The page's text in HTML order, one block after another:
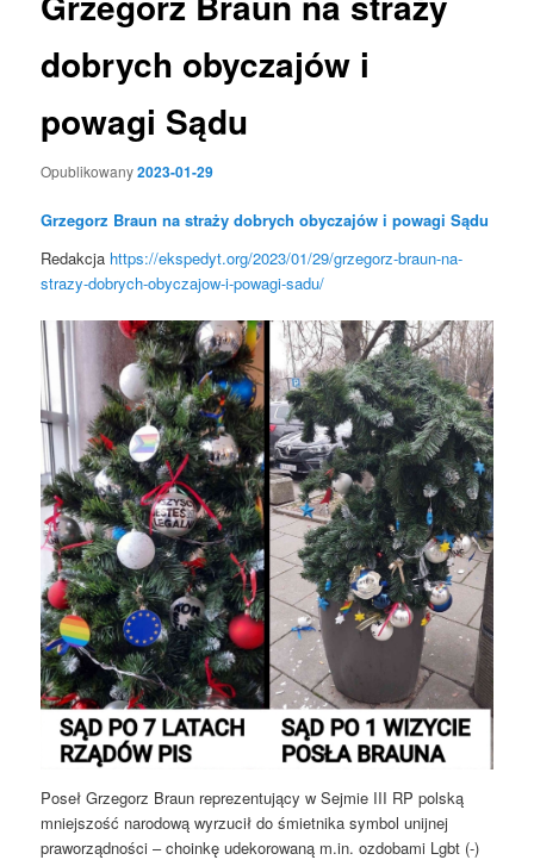
dobrych obyczajów i
powagi Sądu
Opublikowany2023-01-29
Grzegorz Braun na straży dobrych obyczajów i powagi Sądu
Redakcja https://ekspedyt.org/2023/01/29/grzegorz-braun-na-
strazy-dobrych-obyczajow-i-powagi-sadu/
Poseł Grzegorz Braun reprezentujący w Sejmie III RP polską
mniejszość narodową wyrzucił do śmietnika symbol unijnej
praworządności – choinkę udekorowaną m.in. ozdobami Lgbt (-)